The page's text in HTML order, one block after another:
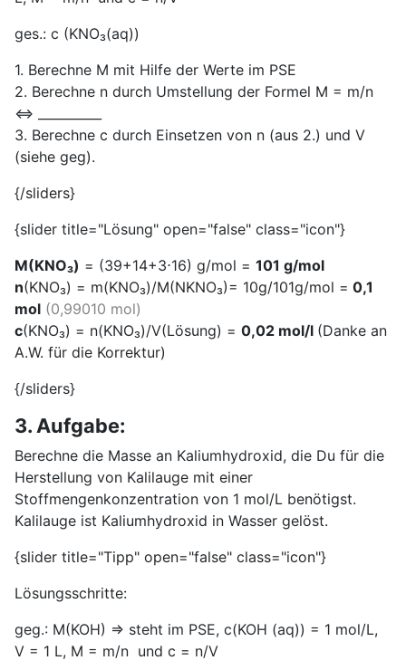
ges.: c (KNO₃(aq))
1. Berechne M mit Hilfe der Werte im PSE
2. Berechne n durch Umstellung der Formel M = m/n
<=> __________
3. Berechne c durch Einsetzen von n (aus 2.) und V
(siehe geg).
{/sliders}
{slider title="Lösung" open="false" class="icon"}
M(KNO₃) = (39+14+3⋅16) g/mol = 101 g/mol
n(KNO₃) = m(KNO₃)/M(NKNO₃)= 10g/101g/mol = 0,1
mol (0,99010 mol)
c(KNO₃) = n(KNO₃)/V(Lösung) = 0,02 mol/l (Danke an
A.W. für die Korrektur)
{/sliders}
3. Aufgabe:
Berechne die Masse an Kaliumhydroxid, die Du für die
Herstellung von Kalilauge mit einer
Stoffmengenkonzentration von 1 mol/L benötigst.
Kalilauge ist Kaliumhydroxid in Wasser gelöst.
{slider title="Tipp" open="false" class="icon"}
Lösungsschritte:
geg.: M(KOH) ⇒ steht im PSE, c(KOH (aq)) = 1 mol/L,
V = 1 L, M = m/n und c = n/V